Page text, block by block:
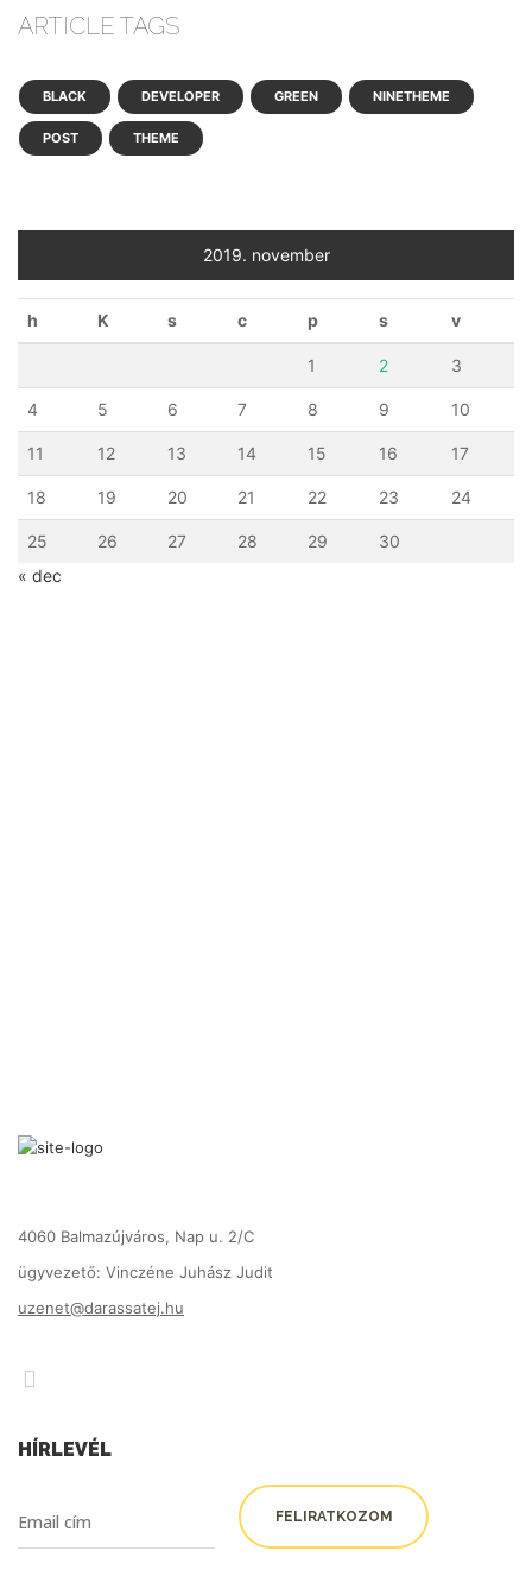
ARTICLE TAGS
BLACK DEVELOPER GREEN NINETHEME
POST THEME
2019. november
h K s c p s v
1 2 3
4 5 6 7 8 9 10
11 12 13 14 15 16 17
18 19 20 21 22 23 24
25 26 27 28 29
30
« dec
4060 Balmazújváros, Nap u. 2/C
ügyvezető: Vinczéne Juhász Judit
uzenet@darassatej.hu
HÍRLEVÉL